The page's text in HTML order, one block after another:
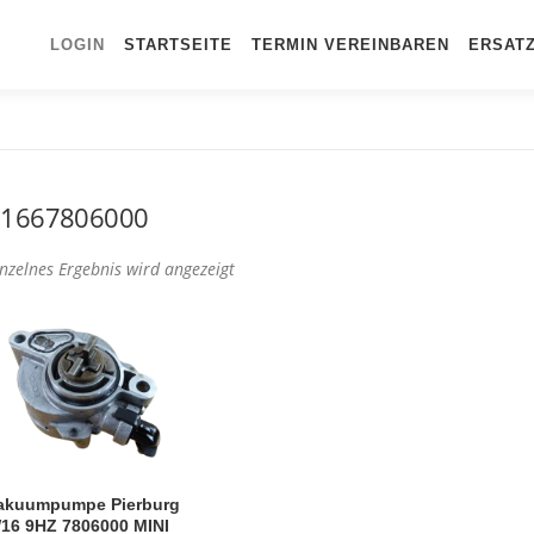
LOGIN STARTSEITE TERMIN VEREINBAREN
Ergebnis wird angezeigt
Pierburg
9HZ 7806000 MINI